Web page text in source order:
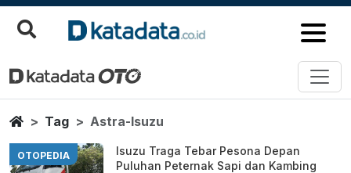
Astra Isuzu
Berita Terbaru
HomeTag Astra-Isuzu
OTOPEDIA
Isuzu Traga Tebar Pesona Depan
Puluhan Peternak Sapi dan Kambing